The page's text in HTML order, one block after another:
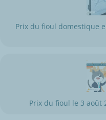
Prix du fioul domestique
Prix du fioul le 3 août